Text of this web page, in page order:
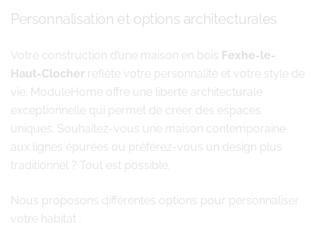
Personnalisation et options architecturales
Votre construction d’une maison en bois Fexhe-le-
Haut-Clocher reflète votre personnalité et votre style de
vie. ModuleHome offre une liberté architecturale
exceptionnelle qui permet de créer des espaces
uniques. Souhaitez-vous une maison contemporaine
aux lignes épurées ou préférez-vous un design plus
traditionnel ? Tout est possible.
Nous proposons différentes options pour personnaliser
votre habitat :